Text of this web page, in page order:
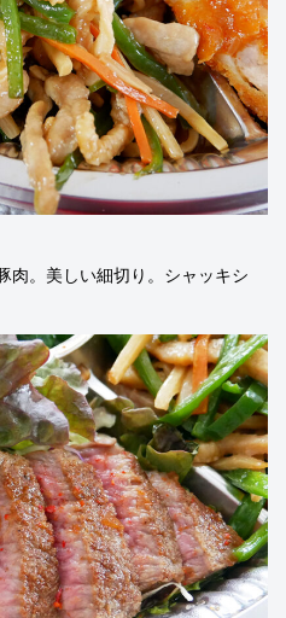
肉。美しい細切り。シャッキシ